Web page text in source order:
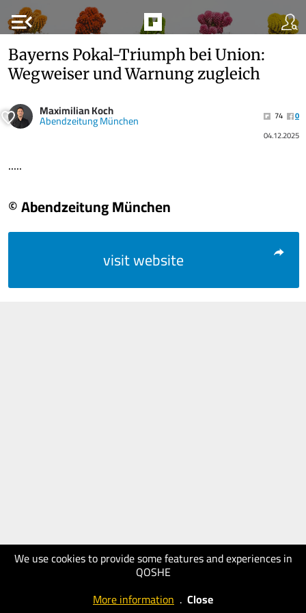
menu_open
We use cookies to provide some features and experiences in
QOSHE
More information . Close
Bayerns Pokal-Triumph bei Union:
Wegweiser und Warnung zugleich
Maximilian Koch
Abendzeitung München 74
0
04.12.2025
.....
© Abendzeitung München
visit website